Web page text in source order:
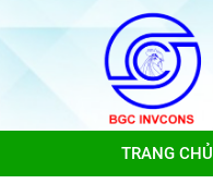
TRANG CHỦ